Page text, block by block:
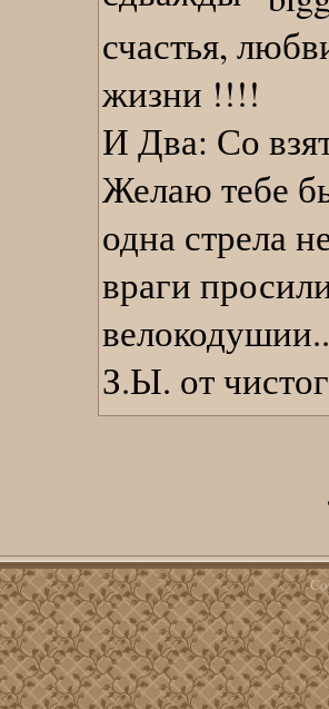
счастья,
жизни !!!!
И Два: Со
Желаю тебе
одна стрела
враги
З.Ы. от